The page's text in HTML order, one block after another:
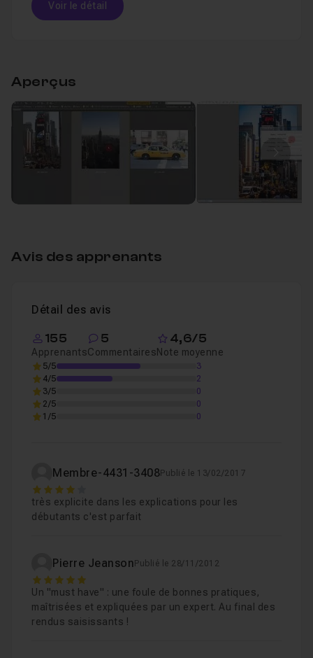
Utiliser le Virage HDR pour simuler un HDR
Voir le détail
Aperçus
Avis des apprenants
Détail des avis
155
Apprenants
5
Commentaires
4,6/5
Note moyenne
5/5
3
4/5
2
3/5
0
2/5
0
1/5
0
Membre-4431-3408Publié le 13/02/2017
4
très explicite dans les explications pour les
débutants c'est parfait
Pierre Jeanson Publié le 28/11/2012
5
Un "must have" : une foule de bonnes pratiques,
maîtrisées et expliquées par un expert. Au final des
rendus saisissants !